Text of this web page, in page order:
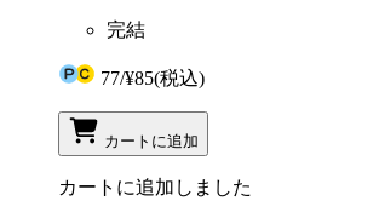
完結
77/¥85(税込)
カートに追加
カートに追加しました